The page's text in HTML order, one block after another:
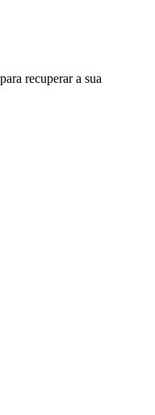
recuperar a sua